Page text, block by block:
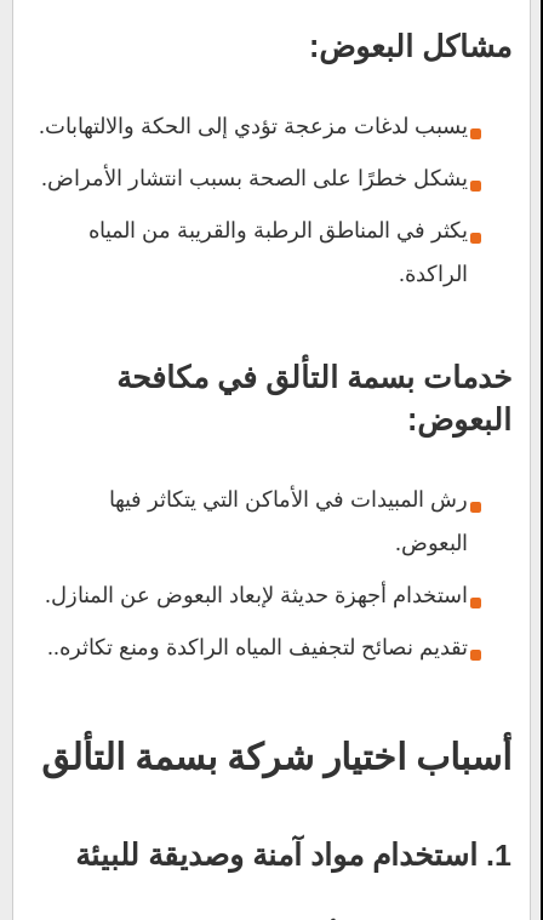
مشاكل البعوض:
يسبب لدغات مزعجة تؤدي إلى الحكة والالتهابات.
يشكل خطرًا على الصحة بسبب انتشار الأمراض.
يكثر في المناطق الرطبة والقريبة من المياه
الراكدة.
خدمات بسمة التألق في مكافحة
البعوض:
رش المبيدات في الأماكن التي يتكاثر فيها
البعوض.
استخدام أجهزة حديثة لإبعاد البعوض عن المنازل.
تقديم نصائح لتجفيف المياه الراكدة ومنع تكاثره..
أسباب اختيار شركة بسمة التألق
1. استخدام مواد آمنة وصديقة للبيئة